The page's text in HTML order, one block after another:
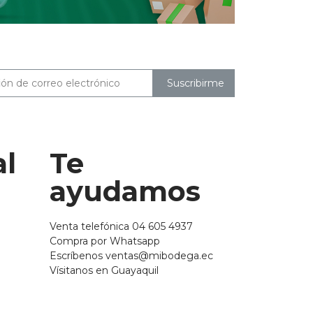
Suscribirme
Te
ayudamos
Venta telefónica 04 605 4937
Compra por Whatsapp
Escríbenos ventas@mibodega.ec
Vísitanos en Guayaquil